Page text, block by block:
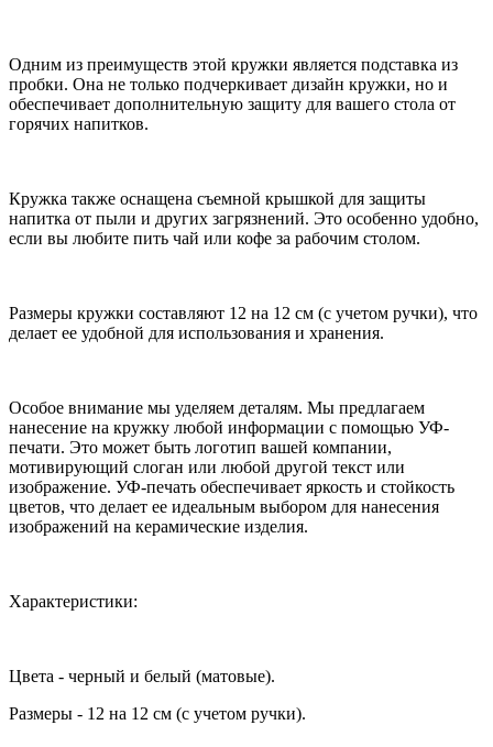
Одним из преимуществ этой кружки является подставка из
пробки. Она не только подчеркивает дизайн кружки, но и
обеспечивает дополнительную защиту для вашего стола от
горячих напитков.
Кружка также оснащена съемной крышкой для защиты
напитка от пыли и других загрязнений. Это особенно удобно,
если вы любите пить чай или кофе за рабочим столом.
Размеры кружки составляют 12 на 12 см (с учетом ручки), что
делает ее удобной для использования и хранения.
Особое внимание мы уделяем деталям. Мы предлагаем
нанесение на кружку любой информации с помощью УФ-
печати. Это может быть логотип вашей компании,
мотивирующий слоган или любой другой текст или
изображение. УФ-печать обеспечивает яркость и стойкость
цветов, что делает ее идеальным выбором для нанесения
изображений на керамические изделия.
Характеристики:
Цвета - черный и белый (матовые).
Размеры - 12 на 12 см (с учетом ручки).